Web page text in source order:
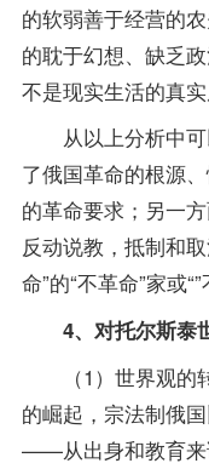
的软弱善于经营的
的耽于幻想、缺乏
不是现实生活的真
从以上分析中可
了俄国革命的根源
的革命要求；另一
反动说教，抵制和
命”的“不革命”家或“”
4、对托尔斯泰世
（1）世界观的
的崛起，宗法制俄
——从出身和教育来